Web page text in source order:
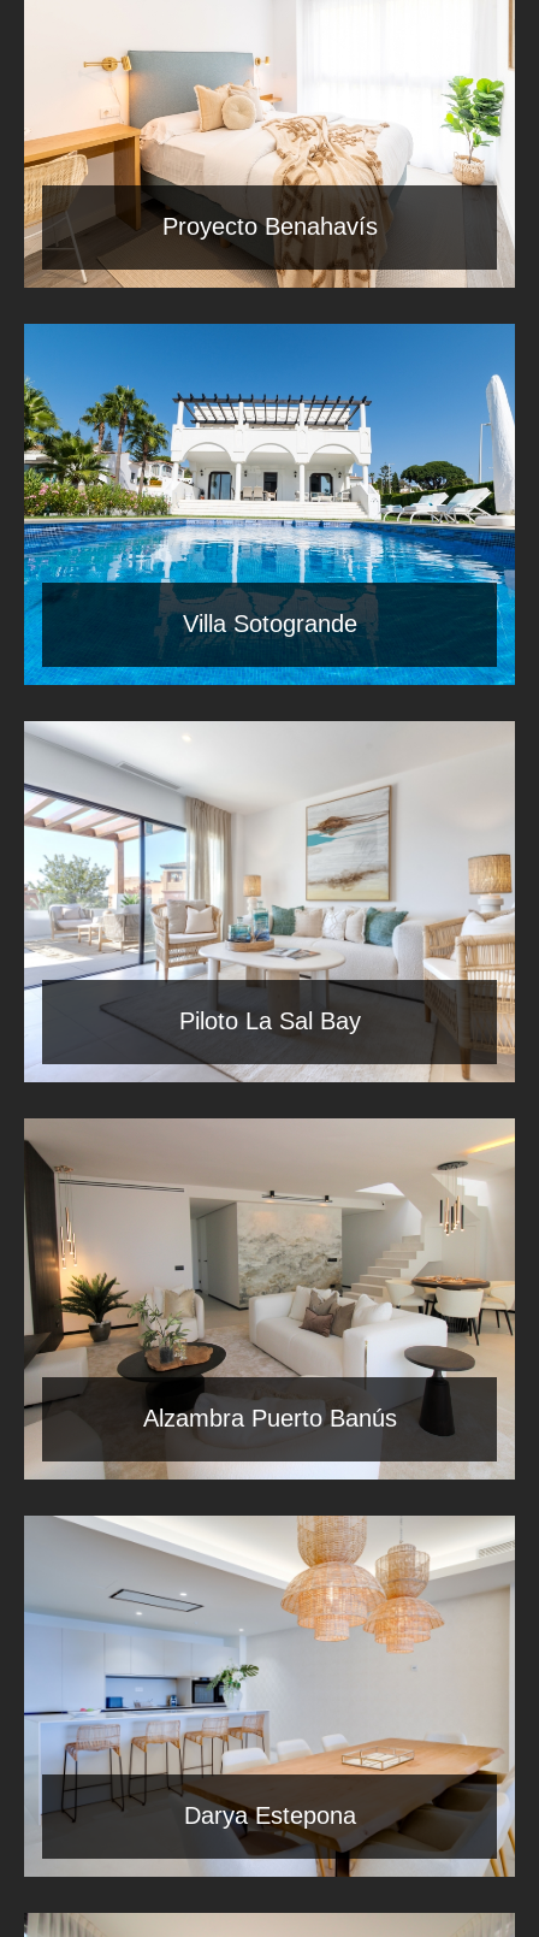
Proyecto Benahavís
Villa Sotogrande
Piloto La Sal Bay
Alzambra Puerto Banús
Darya Estepona